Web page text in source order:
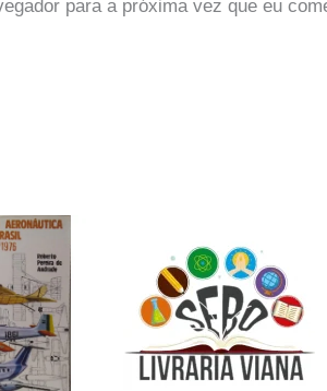
para a próxima vez que eu